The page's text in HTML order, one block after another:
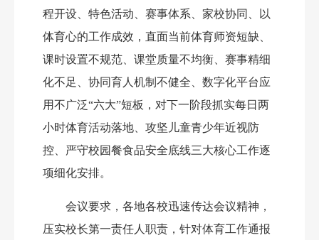
程开设、特色活动、赛事体系、家校协同、以
体育心的工作成效，直面当前体育师资短缺、
课时设置不规范、课堂质量不均衡、赛事精细
化不足、协同育人机制不健全、数字化平台应
用不广泛“六大”短板，对下一阶段抓实每日两
小时体育活动落地
攻坚儿童青少年近视防
控
严守校园餐食品安全底线三大核心工作逐
项细化安排。
会议要求，各地各校迅速传达会议精神，
压实校长第一责任人职责，针对体育工作通报